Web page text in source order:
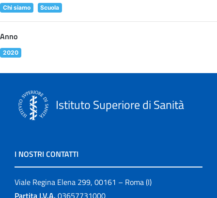
Chi siamo Scuola
Anno
2020
Istituto Superiore di Sanità
I NOSTRI CONTATTI
Viale Regina Elena 299, 00161 – Roma (I)
Partita I.V.A. 03657731000